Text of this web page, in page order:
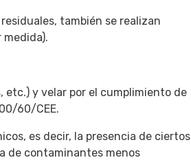
también se realizan
etc.) y velar por el cumplimiento de
60/CEE.
es decir, la presencia de ciertos
de contaminantes menos